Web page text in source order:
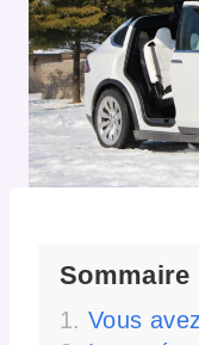
Sommaire
Vous